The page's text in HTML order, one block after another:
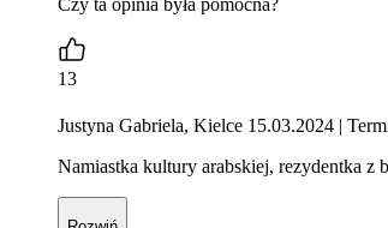
Czy ta opinia była pomocna?
13
Justyna Gabriela, Kielce 15.03.2024 |
Namiastka kultury arabskiej, rezydentka